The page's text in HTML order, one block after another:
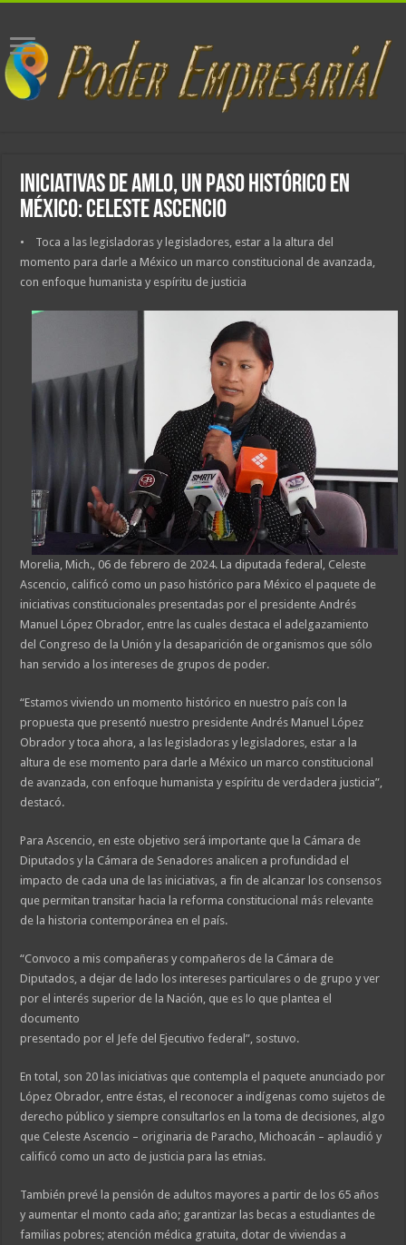
Iniciativas de AMLO, un paso histórico en
México: Celeste Ascencio
• Toca a las legisladoras y legisladores, estar a la altura del
momento para darle a México un marco constitucional de avanzada,
con enfoque humanista y espíritu de justicia
Morelia, Mich., 06 de febrero de 2024. La diputada federal, Celeste
Ascencio, calificó como un paso histórico para México el paquete de
iniciativas constitucionales presentadas por el presidente Andrés
Manuel López Obrador, entre las cuales destaca el adelgazamiento
del Congreso de la Unión y la desaparición de organismos que sólo
han servido a los intereses de grupos de poder.
“Estamos viviendo un momento histórico en nuestro país con la
propuesta que presentó nuestro presidente Andrés Manuel López
Obrador y toca ahora, a las legisladoras y legisladores, estar a la
altura de ese momento para darle a México un marco constitucional
de avanzada, con enfoque humanista y espíritu de verdadera justicia”,
destacó.
Para Ascencio, en este objetivo será importante que la Cámara de
Diputados y la Cámara de Senadores analicen a profundidad el
impacto de cada una de las iniciativas, a fin de alcanzar los consensos
que permitan transitar hacia la reforma constitucional más relevante
de la historia contemporánea en el país.
“Convoco a mis compañeras y compañeros de la Cámara de
Diputados, a dejar de lado los intereses particulares o de grupo y ver
por el interés superior de la Nación, que es lo que plantea el
documento
presentado por el Jefe del Ejecutivo federal”, sostuvo.
En total, son 20 las iniciativas que contempla el paquete anunciado por
López Obrador, entre éstas, el reconocer a indígenas como sujetos de
derecho público y siempre consultarlos en la toma de decisiones, algo
que Celeste Ascencio – originaria de Paracho, Michoacán – aplaudió y
calificó como un acto de justicia para las etnias.
También prevé la pensión de adultos mayores a partir de los 65 años
y aumentar el monto cada año; garantizar las becas a estudiantes de
familias pobres; atención médica gratuita, dotar de viviendas a